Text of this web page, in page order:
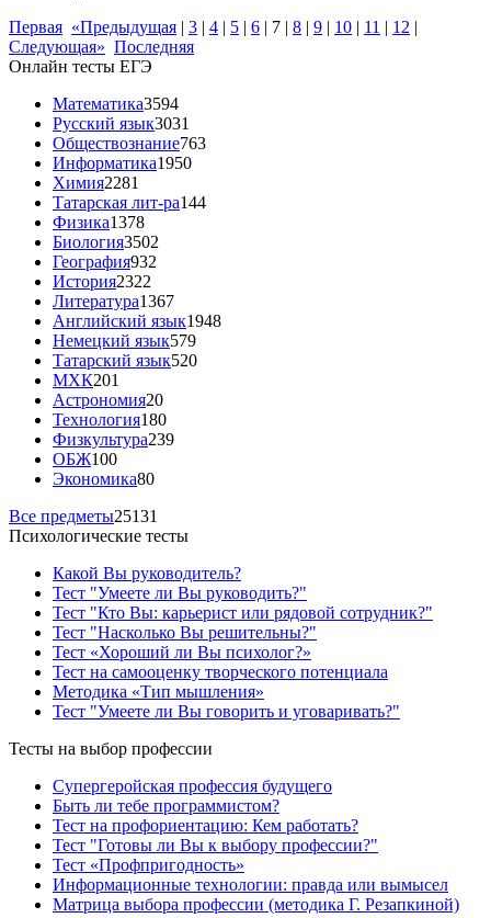
Первая «Предыдущая | 3 | 4 | 5 | 6 | 7 | 8 | 9 | 10 | 11 | 12 |
Следующая» Последняя
Онлайн тесты ЕГЭ
Математика3594
Русский язык3031
Обществознание763
Информатика1950
Химия2281
Татарская лит-ра144
Физика1378
Биология3502
География932
История2322
Литература1367
Английский язык1948
Немецкий язык579
Татарский язык520
МХК201
Астрономия20
Технология180
Физкультура239
ОБЖ100
Экономика80
Все предметы25131
Психологические тесты
Какой Вы руководитель?
Тест "Умеете ли Вы руководить?"
Тест "Кто Вы: карьерист или рядовой сотрудник?"
Тест "Насколько Вы решительны?"
Тест «Хороший ли Вы психолог?»
Тест на самооценку творческого потенциала
Методика «Тип мышления»
Тест "Умеете ли Вы говорить и уговаривать?"
Тесты на выбор профессии
Супергеройская профессия будущего
Быть ли тебе программистом?
Тест на профориентацию: Кем работать?
Тест "Готовы ли Вы к выбору профессии?"
Тест «Профпригодность»
Информационные технологии: правда или вымысел
Матрица выбора профессии (методика Г. Резапкиной)